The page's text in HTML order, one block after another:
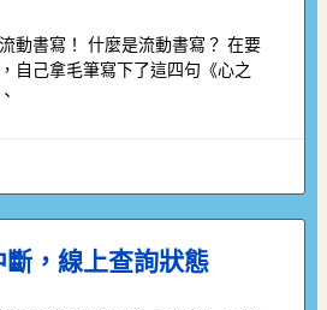
動書寫！ 什麼是流動書寫？ 在要
自己拿毛筆寫下了這四句《心之
，線上查詢狀態